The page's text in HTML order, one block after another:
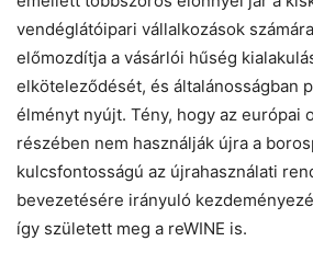
vendéglátóipari vállalkozások
előmozdítja a vásárlói hűség
elköteleződését, és általánosságban
élményt nyújt. Tény, hogy az európai
részében nem használják újra a
kulcsfontosságú az újrahasználati
bevezetésére irányuló
így született meg a reWINE is.